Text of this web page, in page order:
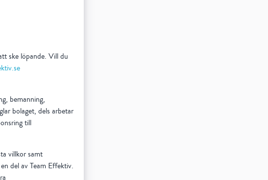
ske löpande. Vill du
bemanning,
bolaget, dels arbetar
till
villkor samt
del av Team Effektiv.